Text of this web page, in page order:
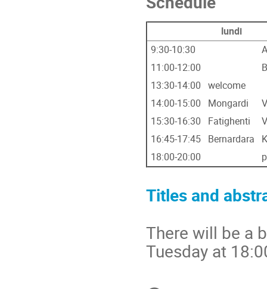
lundi
9:30-10:30
11:00-12:00
13:30-14:00
welcome
14:00-15:00
Mongardi
15:30-16:30
Fatighenti
16:45-17:45
Bernardara
18:00-20:00
Titles and
There will be a
Tuesday at